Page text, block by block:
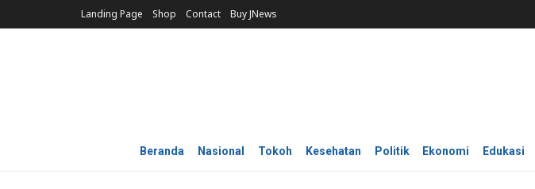
Landing Page Shop Contact Buy JNews
Beranda Nasional Tokoh Kesehatan Politik Ekonomi Edukasi